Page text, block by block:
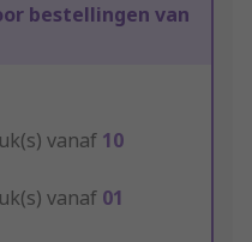
bestellingen van
vanaf 10
vanaf 01